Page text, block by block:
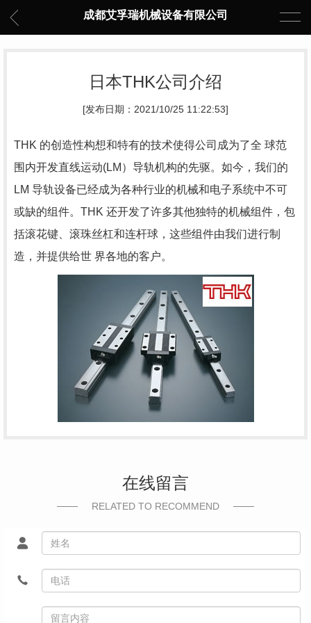
成都艾孚瑞机械设备有限公司
日本THK公司介绍
[发布日期：2021/10/25 11:22:53]
THK 的创造性构想和特有的技术使得公司成为了全 球范
围内开发直线运动(LM）导轨机构的先驱。如今，我们的
LM 导轨设备已经成为各种行业的机械和电子系统中不可
或缺的组件。THK 还开发了许多其他独特的机械组件，包
括滚花键、滚珠丝杠和连杆球，这些组件由我们进行制
造，并提供给世 界各地的客户。
在线留言
RELATED TO RECOMMEND